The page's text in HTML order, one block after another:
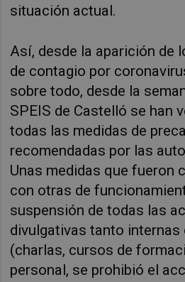
situación actual.
Así, desde la aparición de
de contagio por
sobre todo, desde la
SPEIS de Castelló se han
todas las medidas de
recomendadas por las
Unas medidas que fueron
con otras de
suspensión de todas las
divulgativas tanto internas
(charlas, cursos de
personal, se prohibió el